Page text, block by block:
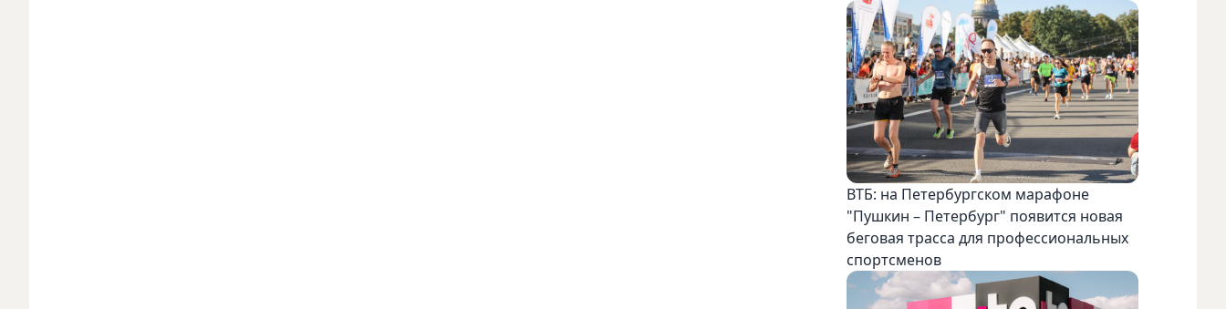
ВТБ: на Петербургском марафоне
"Пушкин – Петербург" появится новая
беговая трасса для профессиональных
спортсменов